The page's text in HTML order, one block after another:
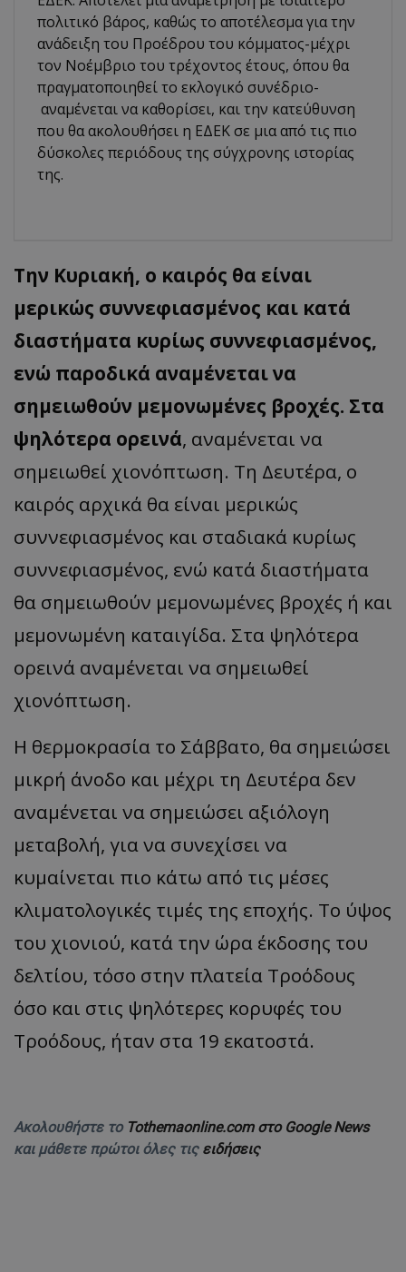
πολιτικό βάρος, καθώς το αποτέλεσμα για την
ανάδειξη του Προέδρου του κόμματος-μέχρι
τον Νοέμβριο του τρέχοντος έτους, όπου θα
πραγματοποιηθεί το εκλογικό συνέδριο-
αναμένεται να καθορίσει, και την κατεύθυνση
που θα ακολουθήσει η ΕΔΕΚ σε μια από τις πιο
δύσκολες περιόδους της σύγχρονης ιστορίας
της.
Την Κυριακή, ο καιρός θα είναι
μερικώς συννεφιασμένος και κατά
διαστήματα κυρίως συννεφιασμένος,
ενώ παροδικά αναμένεται να
σημειωθούν μεμονωμένες βροχές. Στα
ψηλότερα ορεινά, αναμένεται να
σημειωθεί χιονόπτωση. Τη Δευτέρα, ο
καιρός αρχικά θα είναι μερικώς
συννεφιασμένος και σταδιακά κυρίως
συννεφιασμένος, ενώ κατά διαστήματα
θα σημειωθούν μεμονωμένες βροχές ή και
μεμονωμένη καταιγίδα. Στα ψηλότερα
ορεινά αναμένεται να σημειωθεί
χιονόπτωση.
Η θερμοκρασία το Σάββατο, θα σημειώσει
μικρή άνοδο και μέχρι τη Δευτέρα δεν
αναμένεται να σημειώσει αξιόλογη
μεταβολή, για να συνεχίσει να
κυμαίνεται πιο κάτω από τις μέσες
κλιματολογικές τιμές της εποχής. Το ύψος
του χιονιού, κατά την ώρα έκδοσης του
δελτίου, τόσο στην πλατεία Τροόδους
όσο και στις ψηλότερες κορυφές του
Τροόδους, ήταν στα 19 εκατοστά.
Ακολουθήστε το Tothemaonline.com στο Google News
και μάθετε πρώτοι όλες τις ειδήσεις